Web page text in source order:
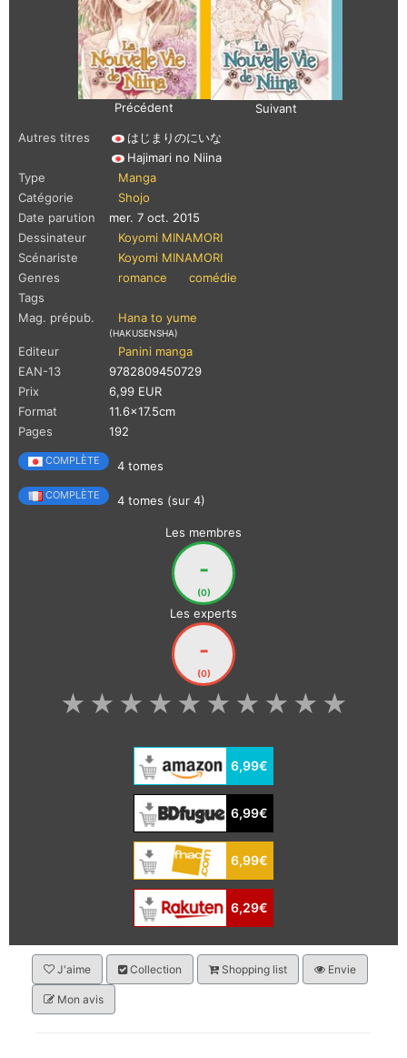
Précédent
Suivant
Autres titres
はじまりのにいな
Hajimari no Niina
Type
Manga
Catégorie
Shojo
Date parution
mer. 7 oct. 2015
Dessinateur
Koyomi MINAMORI
Scénariste
Koyomi MINAMORI
Genres
romance
comédie
Tags
Mag. prépub.
Hana to yume
(HAKUSENSHA)
Editeur
Panini manga
EAN-13
9782809450729
Prix
6,99 EUR
Format
11.6x17.5cm
Pages
192
COMPLÈTE 4 tomes
COMPLÈTE 4 tomes (sur 4)
Les membres
-
(0)
Les experts
-
(0)
★
★
★
★
★
★
★
★
★
★
6,99€
6,99€
6,99€
6,29€
J'aime Collection Shopping list Envie
Mon avis